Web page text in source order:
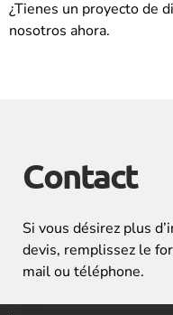
¿Tienes un proyecto de
nosotros ahora.
Contact
Si vous désirez plus
devis, remplissez le
mail ou téléphone.